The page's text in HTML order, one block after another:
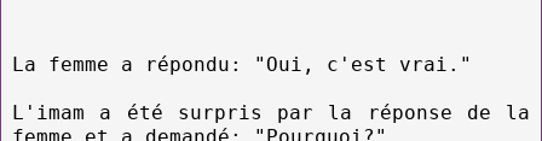
La femme a répondu: "Oui, c'est vrai."
L'imam a été surpris par la réponse de la
femme et a demandé: "Pourquoi?"